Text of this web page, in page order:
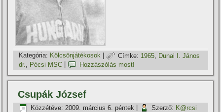
Kategória: Kölcsönjátékosok | Címke: 1965
Dunai I. János
dr.
Pécsi MSC Hozzászólás most!
Csupák József
Közzétéve: 2009. március 6. péntek Szerző: K@rcsi